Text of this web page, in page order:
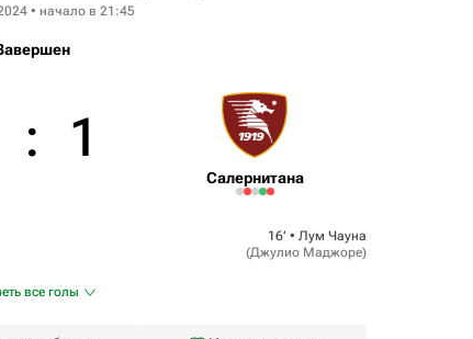
• начало в 21:45
: 1
Салернитана
16‎’‎ • Лум Чауна
(Джулио Маджоре)
все голы